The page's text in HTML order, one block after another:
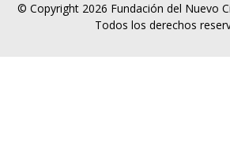
© Copyright 2026 Fundación del Nuevo
Todos los derechos